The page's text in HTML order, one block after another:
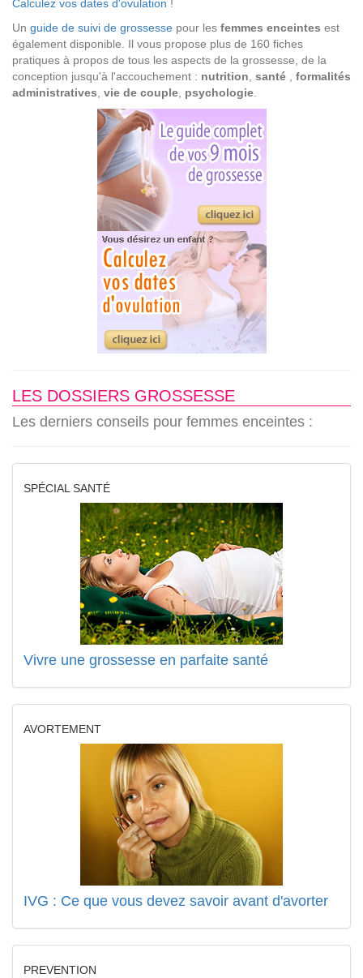
Calculez vos dates d'ovulation !
Un guide de suivi de grossesse pour les femmes enceintes est
également disponible. Il vous propose plus de 160 fiches
pratiques à propos de tous les aspects de la grossesse, de la
conception jusqu'à l'accouchement : nutrition, santé , formalités
administratives, vie de couple, psychologie.
LES DOSSIERS GROSSESSE
Les derniers conseils pour femmes enceintes :
SPÉCIAL SANTÉ
Vivre une grossesse en parfaite santé
AVORTEMENT
IVG : Ce que vous devez savoir avant d'avorter
PREVENTION